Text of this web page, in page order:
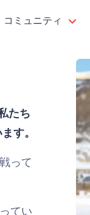
コミュニティ
たち
す。
って
てい